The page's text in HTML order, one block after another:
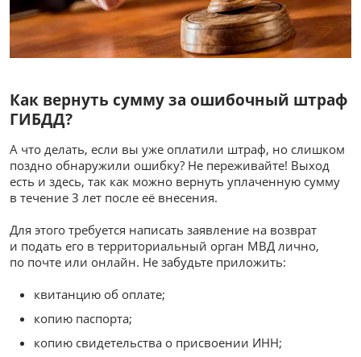
Как вернуть сумму за ошибочный штраф
ГИБДД?
А что делать, если вы уже оплатили штраф, но слишком
поздно обнаружили ошибку? Не переживайте! Выход
есть и здесь, так как можно вернуть уплаченную сумму
в течение 3 лет после её внесения.
Для этого требуется написать заявление на возврат
и подать его в территориальный орган МВД лично,
по почте или онлайн. Не забудьте приложить:
квитанцию об оплате;
копию паспорта;
копию свидетельства о присвоении ИНН;